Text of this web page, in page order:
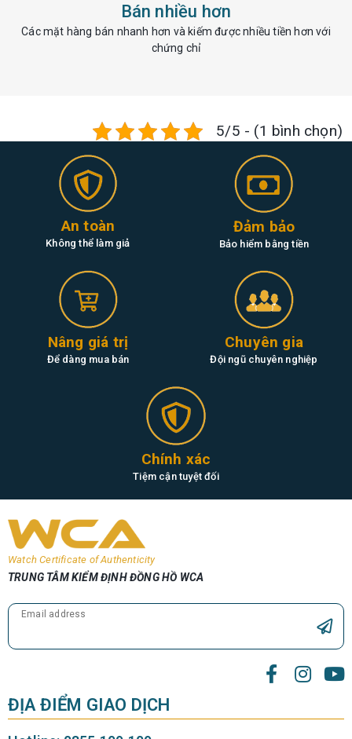
Bán nhiều hơn
Các mặt hàng bán nhanh hơn và kiếm được nhiều tiền hơn với
chứng chỉ
5/5 - (1 bình chọn)
An toàn
Không thể làm giả
Đảm bảo
Bảo hiểm bằng tiền
Nâng giá trị
Để dàng mua bán
Chuyên gia
Đội ngũ chuyên nghiệp
Chính xác
Tiệm cận tuyệt đối
Watch Certificate of Authenticity
TRUNG TÂM KIỂM ĐỊNH ĐỒNG HỒ WCA
Email address
ĐỊA ĐIỂM GIAO DỊCH